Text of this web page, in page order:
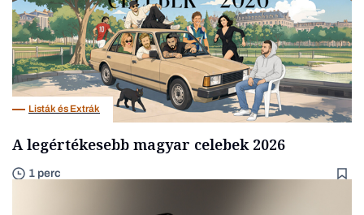
Listák és Extrák
A legértékesebb magyar celebek 2026
1 perc